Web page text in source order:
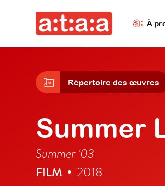
À
Répertoire des œuvres
Summer
Summer '03
FILM • 2018